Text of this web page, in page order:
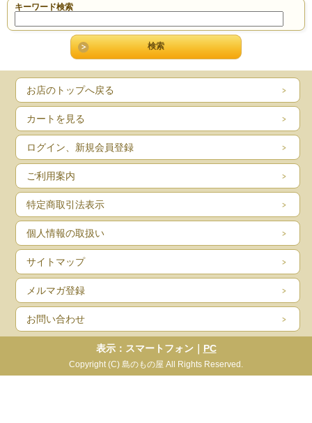
キーワード検索
お店のトップへ戻る
カートを見る
ログイン、新規会員登録
ご利用案内
特定商取引法表示
個人情報の取扱い
サイトマップ
メルマガ登録
お問い合わせ
表示：スマートフォン｜ PC
Copyright (C) 島のもの屋 All Rights Reserved.